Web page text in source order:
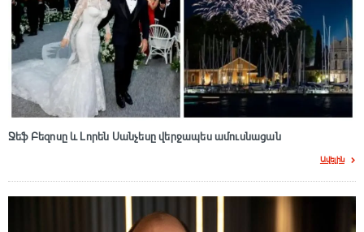
Ջեֆ Բեզոսը և Լորեն Սանչեսը վերջապես ամուսնացան
Ավելին